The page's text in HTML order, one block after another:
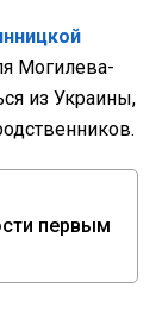
Могилева-
из Украины,
первым